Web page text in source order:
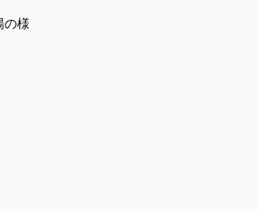
の様